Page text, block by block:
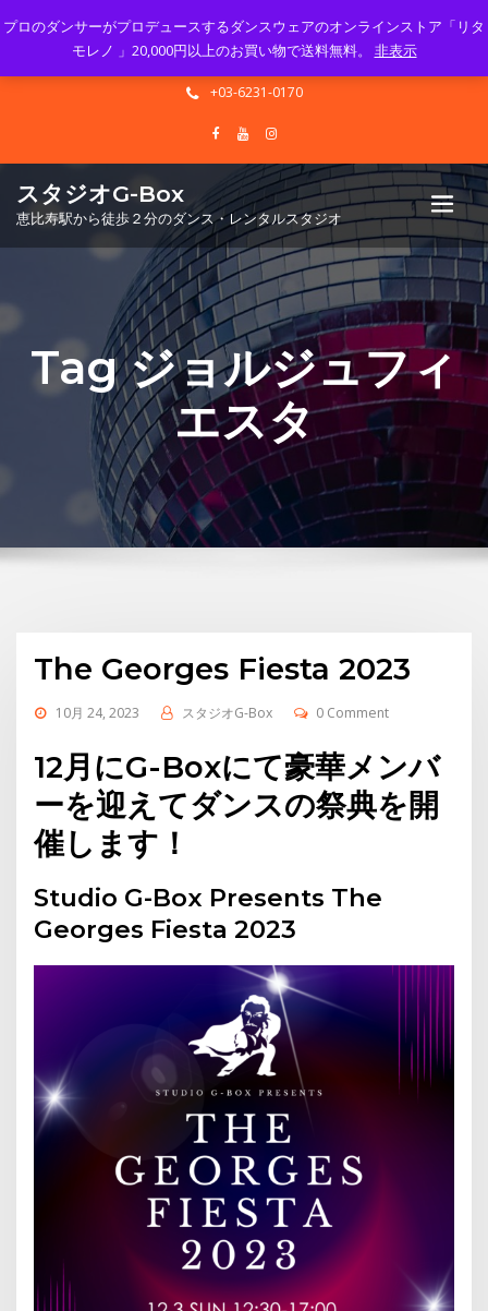
Mon - Sun 10.00 - 23.00
info@gbox-tango.com
+03-6231-0170
スタジオG-Box
恵比寿駅から徒歩２分のダンス・レンタルスタジオ
Tag ジョルジュフィ
エスタ
The Georges Fiesta 2023
10月 24, 2023 スタジオG-Box 0 Comment
12月にG-Boxにて豪華メンバ
ーを迎えてダンスの祭典を開
催します！
Studio G-Box Presents The
Georges Fiesta 2023
プロのダンサーがプロデュースするダンスウェアのオンラインストア「リタ
モレノ 」20,000円以上のお買い物で送料無料。 非表示